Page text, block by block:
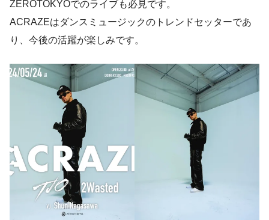
ZEROTOKYOでのライブも必見です。
ACRAZEはダンスミュージックのトレンドセッターであ
り、今後の活躍が楽しみです。